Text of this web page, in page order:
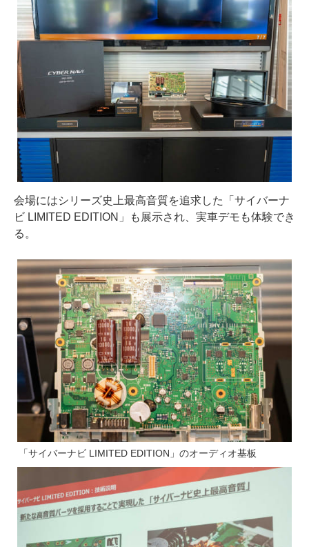
会場にはシリーズ史上最高音質を追求した「サイバーナ
ビ LIMITED EDITION」も展示され、実車デモも体験でき
る。
「サイバーナビ LIMITED EDITION」のオーディオ基板